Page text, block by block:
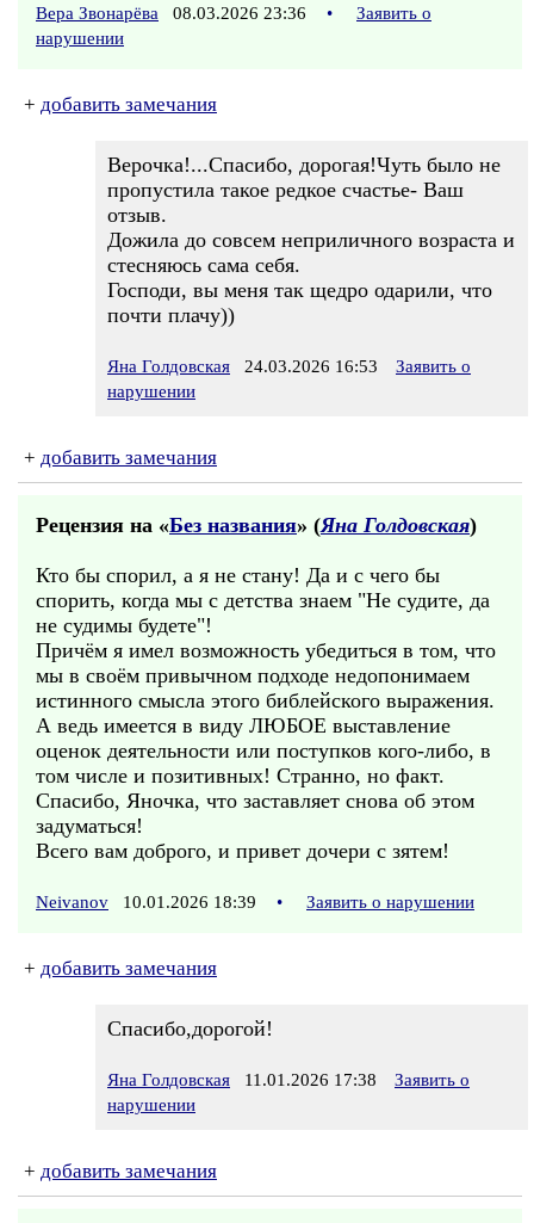
Вера Звонарёва 08.03.2026 23:36 •
Заявить о
нарушении
+ добавить замечания
Верочка!...Спасибо, дорогая!Чуть было не
пропустила такое редкое счастье- Ваш
отзыв.
Дожила до совсем неприличного возраста и
стесняюсь сама себя.
Господи, вы меня так щедро одарили, что
почти плачу))
Яна Голдовская 24.03.2026 16:53
Заявить о
нарушении
+ добавить замечания
Рецензия на «Без названия» (Яна Голдовская)
Кто бы спорил, а я не стану! Да и с чего бы
спорить, когда мы с детства знаем "Не судите, да
не судимы будете"!
Причём я имел возможность убедиться в том, что
мы в своём привычном подходе недопонимаем
истинного смысла этого библейского выражения.
А ведь имеется в виду ЛЮБОЕ выставление
оценок деятельности или поступков кого-либо, в
том числе и позитивных! Странно, но факт.
Спасибо, Яночка, что заставляет снова об этом
задуматься!
Всего вам доброго, и привет дочери с зятем!
Neivanov 10.01.2026 18:39 • Заявить о нарушении
+ добавить замечания
Спасибо,дорогой!
Яна Голдовская 11.01.2026 17:38
Заявить о
нарушении
+ добавить замечания